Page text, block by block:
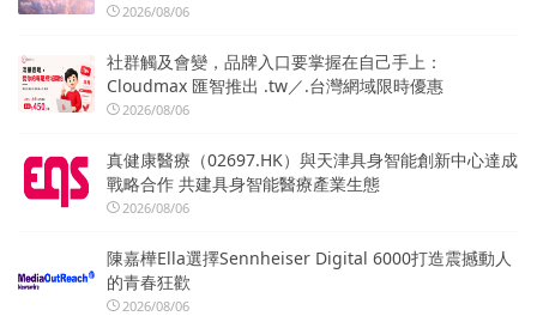
2026/08/06
社群觸及會變，品牌入口要掌握在自己手上：
Cloudmax 匯智推出 .tw／.台灣網域限時優惠
2026/08/06
真健康醫療（02697.HK）與天津具身智能創新中心達成
戰略合作 共建具身智能醫療產業生態
2026/08/06
陳嘉樺Ella選擇Sennheiser Digital 6000打造震撼動人
的青春狂歡
2026/08/06